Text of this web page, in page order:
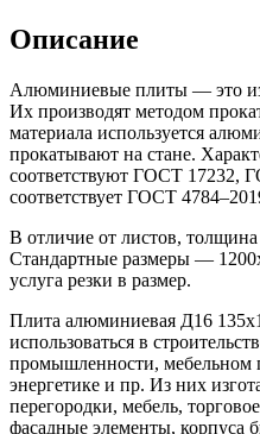
Описание
Алюминиевые плиты — это
Их производят методом
материала используется
прокатывают на стане.
соответствуют ГОСТ 17232,
соответствует ГОСТ
В отличие от листов,
Стандартные размеры —
услуга резки в размер.
Плита алюминиевая Д16
использоваться в
промышленности, мебельном
энергетике и пр. Из них
перегородки, мебель,
фасадные элементы, корпуса